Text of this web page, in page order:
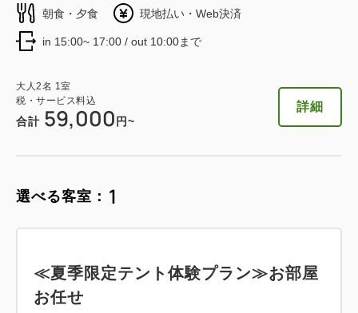
日付を選択
禁煙 67.00m 2 2~4名
朝食・夕食 現地払い・Web決済
in 15:00~ 17:00 / out 10:00まで
大人2名 1室
税・サービス料込
合計 59,000 円~
詳細
選べる客室： 1
≪夏季限定テント体験プラン≫お部屋
お任せ